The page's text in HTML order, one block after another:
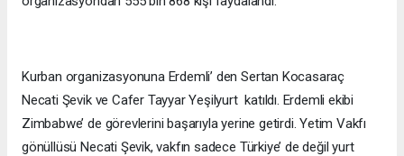
Kurban organizasyonuna Erdemli’ den Sertan Kocasaraç
Necati Şevik ve Cafer Tayyar Yeşilyurt katıldı. Erdemli ekibi
Zimbabwe’ de görevlerini başarıyla yerine getirdi. Yetim Vakfı
gönüllüsü Necati Şevik, vakfın sadece Türkiye’ de değil yurt